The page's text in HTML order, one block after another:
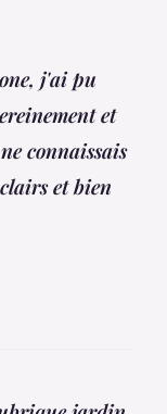
j'ai pu
et
connaissais
et bien